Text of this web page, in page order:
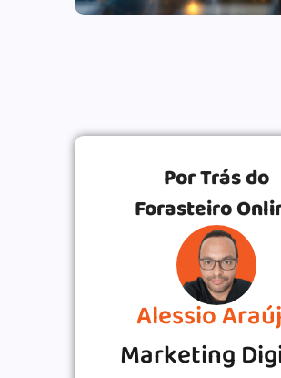
Por Trás do
Forasteiro
Alessio
Marketing